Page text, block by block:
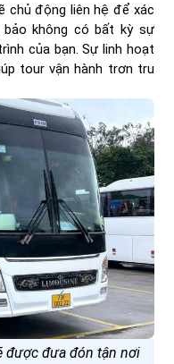
chủ động liên hệ để xác
không có bất kỳ sự
của bạn. Sự linh hoạt
tour vận hành trơn tru
được đưa đón tận nơi